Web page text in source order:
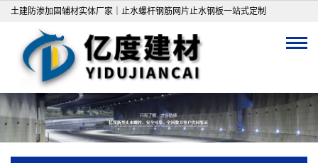
土建防渗加固辅材实体厂家｜止水螺杆钢筋网片止水钢板一站式定制